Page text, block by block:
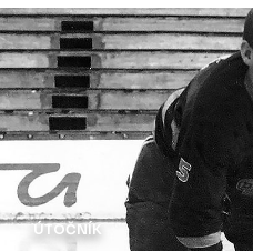
ÚTOČNÍK